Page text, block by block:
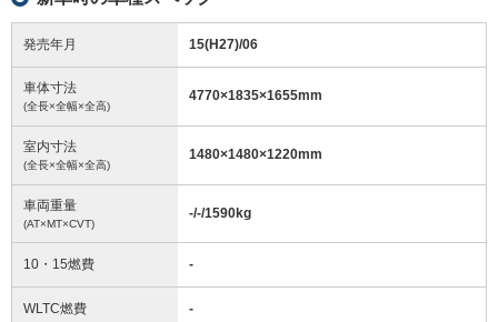
発売年月 15(H27)/06
車体寸法
(全長×全幅×全高)
4770×1835×1655mm
室内寸法
(全長×全幅×全高)
1480×1480×1220mm
車両重量
(AT×MT×CVT)
-/-/1590kg
10・15燃費 -
WLTC燃費 -